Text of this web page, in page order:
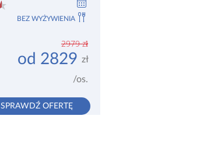
BEZ WYŻYWIENIA
2979 zł
od 2829 zł
/os.
SPRAWDŹ OFERTĘ